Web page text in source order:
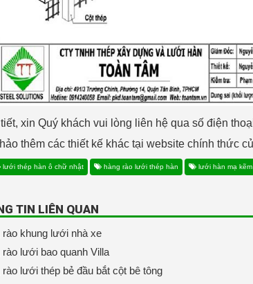
xin Quý khách vui lòng liên hệ qua số điện
thêm các thiết kế khác tại website chính thức
lưới thép hàn ô chữ nhật hàng rào lưới thép hàn lưới hàn mạ kẽm
TIN LIÊN QUAN
rào khung lưới nhà xe
rào lưới bao quanh Villa
rào lưới thép bẻ đầu bắt cột bê tông